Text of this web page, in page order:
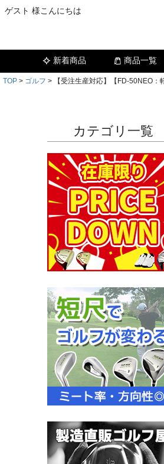
ゲスト 様こんにちは
新着商品 商品一覧
TOP ゴルフ 【受注生産対応】【FD-50NEO
カテゴリ一覧